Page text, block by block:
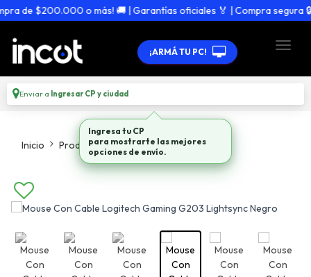
de $200.000 o más! 🚚 | Garantías oficiales 🏅 | Compra segura 🔒
¡ARMÁ TU PC!
Enviar a Ingresar CP y ciudad
Inicio Productos Mouses
Ingresa tu CP
para mostrarte las mejores
opciones de envío.